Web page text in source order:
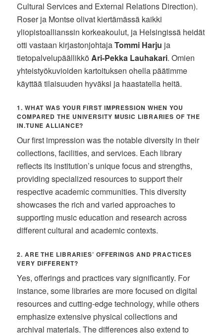
Cultural Services and External Relations Direction).
Roser ja Montse olivat kiertämässä kaikki
yliopistoallianssin korkeakoulut, ja Helsingissä heidät
otti vastaan kirjastonjohtajaTommi Harju ja
tietopalvelupäällikköAri-Pekka Lauhakari. Omien
yhteistyökuvioiden kartoituksen ohella päätimme
käyttää tilaisuuden hyväksi ja haastatella heitä.
1. WHAT WAS YOUR FIRST IMPRESSION WHEN YOU
COMPARED THE UNIVERSITY MUSIC LIBRARIES OF THE
IN.TUNE ALLIANCE?
Our first impression was the notable diversity in their
collections, facilities, and services. Each library
reflects its institution’s unique focus and strengths,
providing specialized resources to support their
respective academic communities. This diversity
showcases the rich and varied approaches to
supporting music education and research across
different cultural and academic contexts.
2. ARE THE LIBRARIES’ OFFERINGS AND PRACTICES
VERY DIFFERENT?
Yes, offerings and practices vary significantly. For
instance, some libraries are more focused on digital
resources and cutting-edge technology, while others
emphasize extensive physical collections and
archival materials. The differences also extend to